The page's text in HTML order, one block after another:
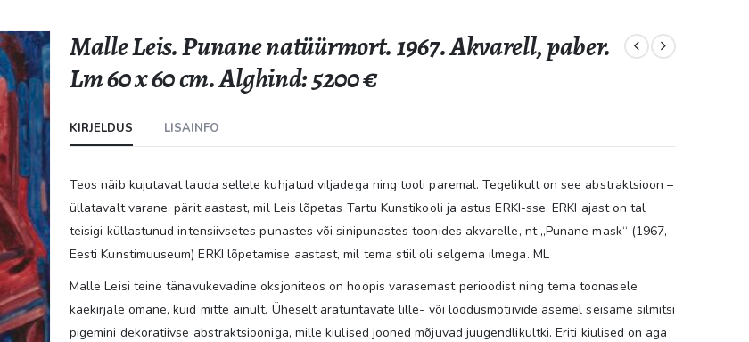
Malle Leis. Punane natüürmort. 1967. Akvarell, paber.
Lm 60 x 60 cm. Alghind: 5200 €
KIRJELDUS LISAINFO
Teos näib kujutavat lauda sellele kuhjatud viljadega ning tooli paremal. Tegelikult on see abstraktsioon –
üllatavalt varane, pärit aastast, mil Leis lõpetas Tartu Kunstikooli ja astus ERKI-sse. ERKI ajast on tal
teisigi küllastunud intensiivsetes punastes või sinipunastes toonides akvarelle, nt „Punane mask“ (1967,
Eesti Kunstimuuseum) ERKI lõpetamise aastast, mil tema stiil oli selgema ilmega. ML
Malle Leisi teine tänavukevadine oksjoniteos on hoopis varasemast perioodist ning tema toonasele
käekirjale omane, kuid mitte ainult. Üheselt äratuntavate lille- või loodusmotiivide asemel seisame silmitsi
pigemini dekoratiivse abstraktsiooniga, mille kiulised jooned mõjuvad juugendlikultki. Eriti kiulised on aga